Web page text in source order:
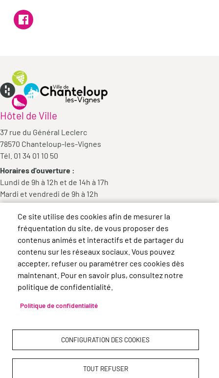
Hôtel de Ville
37 rue du Général Leclerc
78570 Chanteloup-les-Vignes
Tél. 01 34 01 10 50
Horaires d'ouverture :
Lundi de 9h à 12h et de 14h à 17h
Mardi et vendredi de 9h à 12h
Mercredi de 9h à 12h et de 14h à 18h
Jeudi de 14h à 17h
Ce site utilise des cookies afin de mesurer la
fréquentation du site, de vous proposer des
contenus animés et interactifs et de partager du
contenu sur les réseaux sociaux. Vous pouvez
accepter, refuser ou paramétrer ces cookies dès
maintenant. Pour en savoir plus, consultez notre
politique de confidentialité.
Politique de confidentialité
CONFIGURATION DES COOKIES
TOUT REFUSER